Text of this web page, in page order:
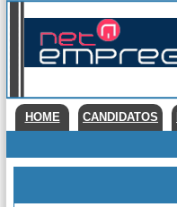
HOME CANDIDATOS